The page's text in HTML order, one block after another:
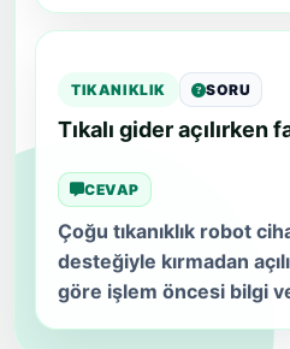
TIKANIKLIK SORU
Tıkalı gider açılırken
CEVAP
Çoğu tıkanıklık robot
desteğiyle kırmadan
göre işlem öncesi bilgi